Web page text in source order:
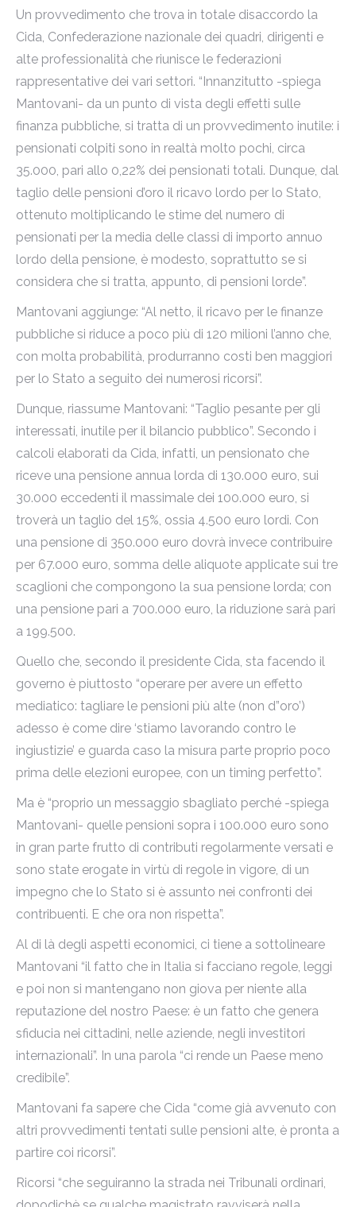
Un provvedimento che trova in totale disaccordo la
Cida, Confederazione nazionale dei quadri, dirigenti e
alte professionalità che riunisce le federazioni
rappresentative dei vari settori. “Innanzitutto -spiega
Mantovani- da un punto di vista degli effetti sulle
finanza pubbliche, si tratta di un provvedimento inutile: i
pensionati colpiti sono in realtà molto pochi, circa
35.000, pari allo 0,22% dei pensionati totali. Dunque, dal
taglio delle pensioni d’oro il ricavo lordo per lo Stato,
ottenuto moltiplicando le stime del numero di
pensionati per la media delle classi di importo annuo
lordo della pensione, è modesto, soprattutto se si
considera che si tratta, appunto, di pensioni lorde”.
Mantovani aggiunge: “Al netto, il ricavo per le finanze
pubbliche si riduce a poco più di 120 milioni l’anno che,
con molta probabilità, produrranno costi ben maggiori
per lo Stato a seguito dei numerosi ricorsi”.
Dunque, riassume Mantovani: “Taglio pesante per gli
interessati, inutile per il bilancio pubblico”. Secondo i
calcoli elaborati da Cida, infatti, un pensionato che
riceve una pensione annua lorda di 130.000 euro, sui
30.000 eccedenti il massimale dei 100.000 euro, si
troverà un taglio del 15%, ossia 4.500 euro lordi. Con
una pensione di 350.000 euro dovrà invece contribuire
per 67.000 euro, somma delle aliquote applicate sui tre
scaglioni che compongono la sua pensione lorda; con
una pensione pari a 700.000 euro, la riduzione sarà pari
a 199.500.
Quello che, secondo il presidente Cida, sta facendo il
governo è piuttosto “operare per avere un effetto
mediatico: tagliare le pensioni più alte (non d”oro’)
adesso è come dire ‘stiamo lavorando contro le
ingiustizie’ e guarda caso la misura parte proprio poco
prima delle elezioni europee, con un timing perfetto”.
Ma è “proprio un messaggio sbagliato perché -spiega
Mantovani- quelle pensioni sopra i 100.000 euro sono
in gran parte frutto di contributi regolarmente versati e
sono state erogate in virtù di regole in vigore, di un
impegno che lo Stato si è assunto nei confronti dei
contribuenti. E che ora non rispetta”.
Al di là degli aspetti economici, ci tiene a sottolineare
Mantovani “il fatto che in Italia si facciano regole, leggi
e poi non si mantengano non giova per niente alla
reputazione del nostro Paese: è un fatto che genera
sfiducia nei cittadini, nelle aziende, negli investitori
internazionali”. In una parola “ci rende un Paese meno
credibile”.
Mantovani fa sapere che Cida “come già avvenuto con
altri provvedimenti tentati sulle pensioni alte, è pronta a
partire coi ricorsi”.
Ricorsi “che seguiranno la strada nei Tribunali ordinari,